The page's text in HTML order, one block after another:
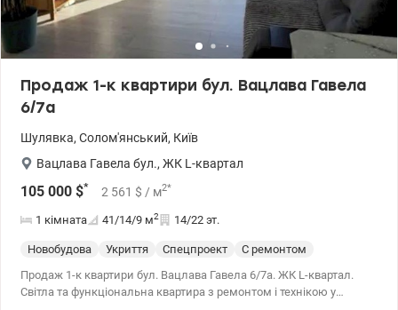
Продаж 1-к квартири бул. Вацлава Гавела
6/7а
Шулявка, Солом'янський, Київ
Вацлава Гавела бул., ЖК L-квартал
105 000 $* 2 561 $ / м2*
1 кімната 41/14/9 м2 14/22 эт.
Новобудова Укриття Спецпроект
С ремонтом
Продаж 1-к квартири бул. Вацлава Гавела 6/7а. ЖК L-квартал.
Світла та функціональна квартира з ремонтом і технікою у